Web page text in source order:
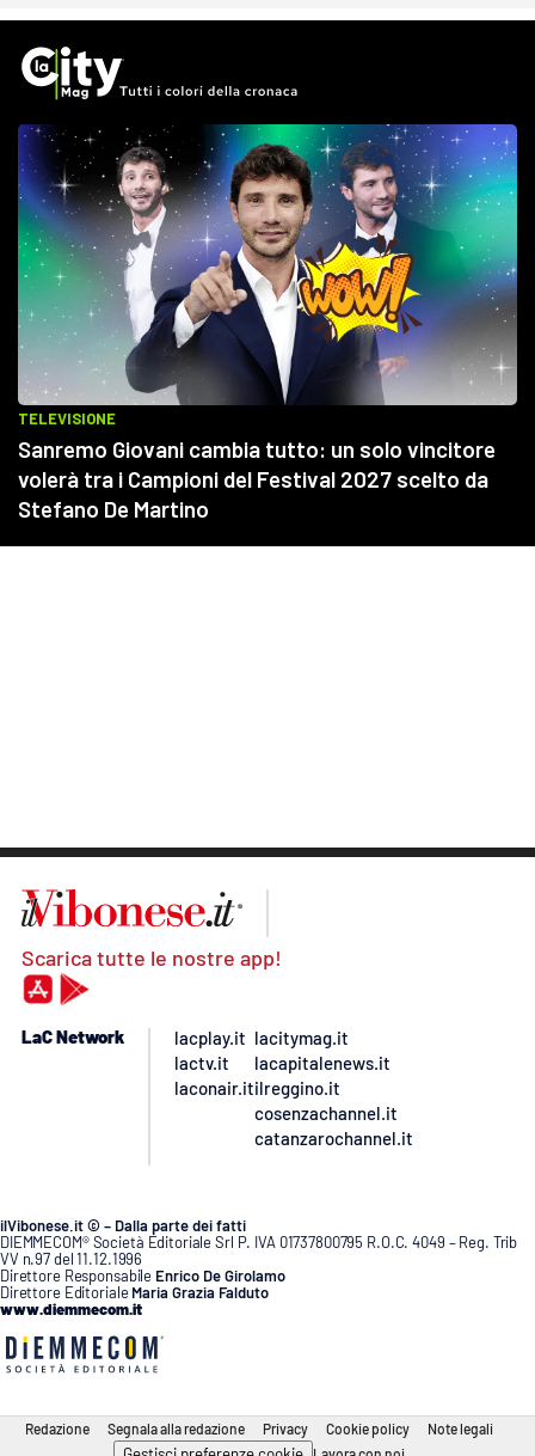
Scarica tutte le nostre app!
LaC Network
lacplay.it
lactv.it
laconair.it
lacitymag.it
lacapitalenews.it
ilreggino.it
cosenzachannel.it
catanzarochannel.it
ilVibonese.it © – Dalla parte dei fatti
DIEMMECOM® Società Editoriale Srl P. IVA 01737800795 R.O.C. 4049 – Reg. Trib
VV n.97 del 11.12.1996
Direttore Responsabile Enrico De Girolamo
Direttore Editoriale Maria Grazia Falduto
www.diemmecom.it
Redazione Segnala alla redazione Privacy Cookie policy Note legali